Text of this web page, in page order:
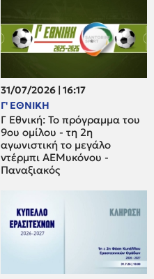
31/07/2026 | 16:17
Γ' ΕΘΝΙΚΗ
Γ Εθνική: Το πρόγραμμα του
9ου ομίλου - τη 2η
αγωνιστική το μεγάλο
ντέρμπι ΑΕΜυκόνου -
Παναξιακός